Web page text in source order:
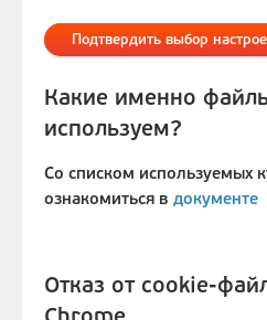
Подтвердить выбор
Какие именно
используем?
Со списком используемых
ознакомиться в документе
Отказ от cookie-